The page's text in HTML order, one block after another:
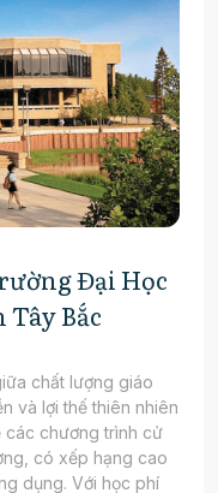
Đại Học
Bắc
chất lượng giáo
và lợi thế thiên nhiên
các chương trình cử
có xếp hạng cao
dụng. Với học phí